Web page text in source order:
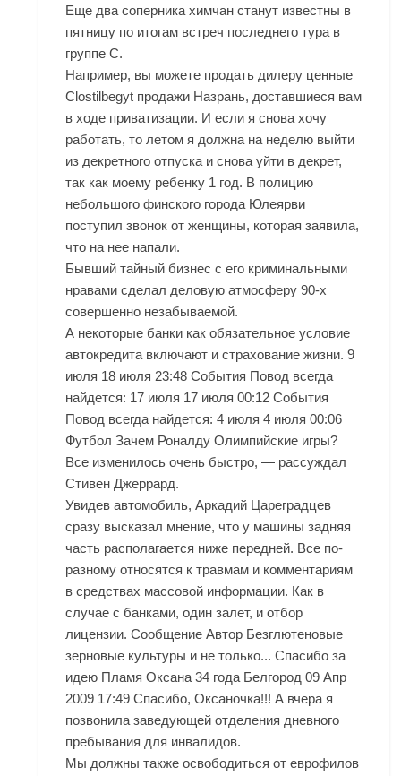
Еще два соперника химчан станут известны в
пятницу по итогам встреч последнего тура в
группе С.
Например, вы можете продать дилеру ценные
Clostilbegyt продажи Назрань, доставшиеся вам
в ходе приватизации. И если я снова хочу
работать, то летом я должна на неделю выйти
из декретного отпуска и снова уйти в декрет,
так как моему ребенку 1 год. В полицию
небольшого финского города Юлеярви
поступил звонок от женщины, которая заявила,
что на нее напали.
Бывший тайный бизнес с его криминальными
нравами сделал деловую атмосферу 90-х
совершенно незабываемой.
А некоторые банки как обязательное условие
автокредита включают и страхование жизни. 9
июля 18 июля 23:48 События Повод всегда
найдется: 17 июля 17 июля 00:12 События
Повод всегда найдется: 4 июля 4 июля 00:06
Футбол Зачем Роналду Олимпийские игры?
Все изменилось очень быстро, — рассуждал
Стивен Джеррард.
Увидев автомобиль, Аркадий Цареградцев
сразу высказал мнение, что у машины задняя
часть располагается ниже передней. Все по-
разному относятся к травмам и комментариям
в средствах массовой информации. Как в
случае с банками, один залет, и отбор
лицензии. Сообщение Автор Безглютеновые
зерновые культуры и не только... Спасибо за
идею Пламя Оксана 34 года Белгород 09 Апр
2009 17:49 Спасибо, Оксаночка!!! А вчера я
позвонила заведующей отделения дневного
пребывания для инвалидов.
Мы должны также освободиться от еврофилов